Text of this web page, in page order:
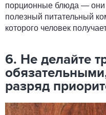
порционные блюда — они
полезный питательный
которого человек
6. Не делайте
разряд